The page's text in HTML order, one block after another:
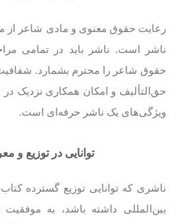
رعایت حقوق معنوی و مادی شاعر از
ناشر است. ناشر باید در تمامی
حقوق شاعر را محترم بشمارد. شفافیت
حق‌التألیف و امکان همکاری نزدیک در
ویژگی‌های یک ناشر حرفه‌ای است.
توانایی در توزیع و
ناشری که توانایی توزیع گسترده
بین‌المللی داشته باشد، به